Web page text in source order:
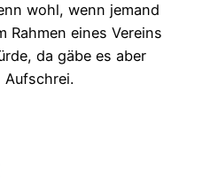
wohl, wenn jemand
Rahmen eines Vereins
da gäbe es aber
Aufschrei.